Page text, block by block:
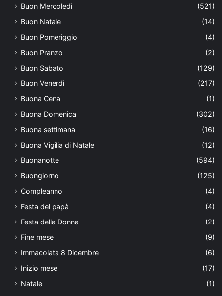
Buon Mercoledì
(521)
Buon Natale
(14)
Buon Pomeriggio
(4)
Buon Pranzo
(2)
Buon Sabato
(129)
Buon Venerdì
(217)
Buona Cena
(1)
Buona Domenica
(302)
Buona settimana
(16)
Buona Vigilia di Natale
(12)
Buonanotte
(594)
Buongiorno
(125)
Compleanno
(4)
Festa del papà
(4)
Festa della Donna
(2)
Fine mese
(9)
Immacolata 8 Dicembre
(6)
Inizio mese
(17)
Natale
(1)